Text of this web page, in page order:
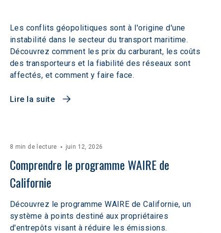
Les conflits géopolitiques sont à l'origine d'une
instabilité dans le secteur du transport maritime.
Découvrez comment les prix du carburant, les coûts
des transporteurs et la fiabilité des réseaux sont
affectés, et comment y faire face.
Lire la suite
8 min de lecture juin 12, 2026
Comprendre le programme WAIRE de
Californie
Découvrez le programme WAIRE de Californie, un
système à points destiné aux propriétaires
d'entrepôts visant à réduire les émissions.